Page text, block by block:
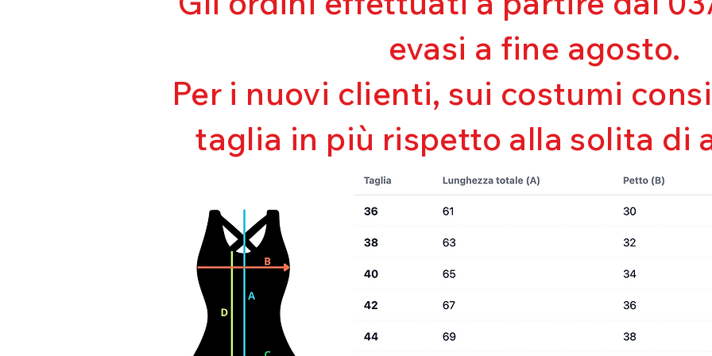
Mantenimento
Asciugatura rapida
Bielastico
evasi a fine agosto.
Per i nuovi clienti, sui costumi
taglia in più rispetto alla solita di